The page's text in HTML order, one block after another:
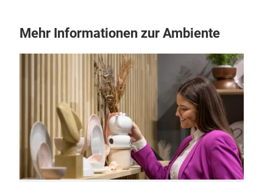
Mehr Informationen zur Ambiente